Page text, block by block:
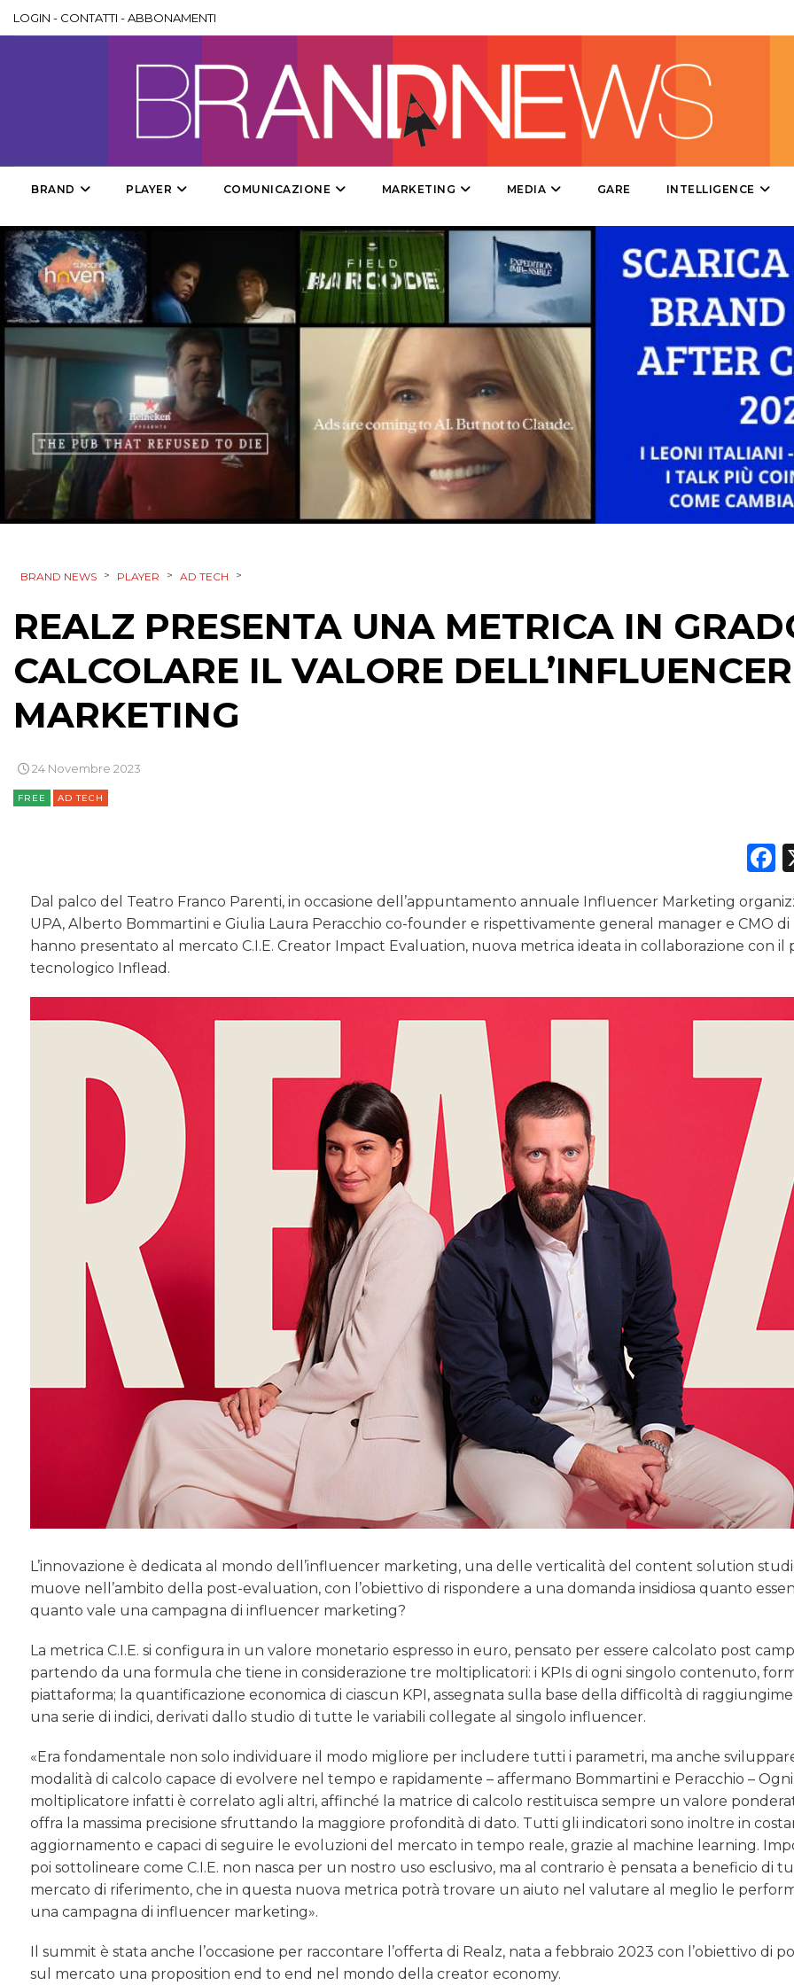
PRODOTTI
PUNTI VENDITA
STRATEGIE
DIGITALE
EDITORIA
ESTERNA
RADIO / AUDIO
CASE HISTORY
OPINIONI
LOGIN - CONTATTI -ABBONAMENTI
BRAND PLAYER COMUNICAZIONE MARKETING MEDIA GARE INTELLIGENCE
BRAND NEWS > PLAYER > AD TECH >
REALZ PRESENTA UNA METRICA IN
CALCOLARE IL VALORE DELL’INFLUENCER
MARKETING
24 Novembre 2023
FREE AD TECH
Dal palco del Teatro Franco Parenti, in occasione dell’appuntamento annuale Influencer Marketing
UPA, Alberto Bommartini e Giulia Laura Peracchio co-founder e rispettivamente general manager e CMO di
hanno presentato al mercato C.I.E. Creator Impact Evaluation, nuova metrica ideata in collaborazione con il
tecnologico Inflead.
L’innovazione è dedicata al mondo dell’influencer marketing, una delle verticalità del content solution
muove nell’ambito della post-evaluation, con l’obiettivo di rispondere a una domanda insidiosa quanto
quanto vale una campagna di influencer marketing?
La metrica C.I.E. si configura in un valore monetario espresso in euro, pensato per essere calcolato post
partendo da una formula che tiene in considerazione tre moltiplicatori: i KPIs di ogni singolo contenuto,
piattaforma; la quantificazione economica di ciascun KPI, assegnata sulla base della difficoltà di
una serie di indici, derivati dallo studio di tutte le variabili collegate al singolo influencer.
«Era fondamentale non solo individuare il modo migliore per includere tutti i parametri, ma anche
modalità di calcolo capace di evolvere nel tempo e rapidamente – affermano Bommartini e Peracchio – Ogni
moltiplicatore infatti è correlato agli altri, affinché la matrice di calcolo restituisca sempre un valore
offra la massima precisione sfruttando la maggiore profondità di dato. Tutti gli indicatori sono inoltre in
aggiornamento e capaci di seguire le evoluzioni del mercato in tempo reale, grazie al machine learning.
poi sottolineare come C.I.E. non nasca per un nostro uso esclusivo, ma al contrario è pensata a beneficio di
mercato di riferimento, che in questa nuova metrica potrà trovare un aiuto nel valutare al meglio le
una campagna di influencer marketing».
Il summit è stata anche l’occasione per raccontare l’offerta di Realz, nata a febbraio 2023 con l’obiettivo di
sul mercato una proposition end to end nel mondo della creator economy.